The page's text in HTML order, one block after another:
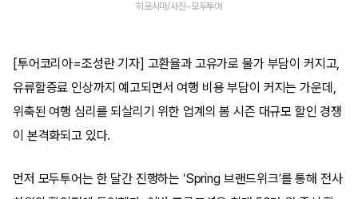
히로시마/사진-모두투어
[투어코리아=조성란 기자] 고환율과 고유가로 물가 부담이 커지고,
유류할증료 인상까지 예고되면서 여행 비용 부담이 커지는 가운데,
위축된 여행 심리를 되살리기 위한 업계의 봄 시즌 대규모 할인 경쟁
이 본격화되고 있다.
먼저 모두투어는 한 달간 진행하는 ‘Spring 브랜드위크’를 통해 전사